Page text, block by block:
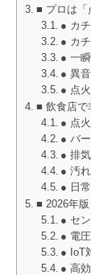
■ プロは「
● カ
● カ
● 一
● 異
● 点
■ 飲食店で
● 点
● バ
● 排
● 汚
● 日
■ 2026年
● セ
● 電
● IoT
● 高